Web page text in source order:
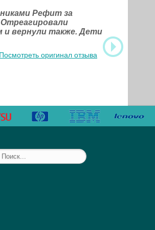
Рефит за
Отреагировали
и вернули также. Дети
Посмотреть оригинал отзыва